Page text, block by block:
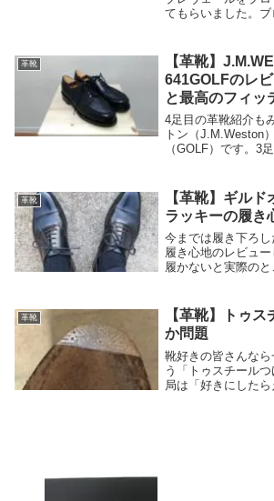
てもらいました。ブ
ヴェールの染め替
ても...
革靴
【革靴】
641GOLFのレ
と最高のフィッ
4足目の革靴紹介も
トン（J.M.Weston
（GOLF）です。3
実際、私もまだス
り...
革靴
【革靴】ギル
ラッキーの履き
今までは履き下ろし
履き心地のレビュ
履かないと実際のと
ちょっとだけなん
こちらの記事...
革靴
【革靴】トゥ
か問題
靴好きの皆さんな
う「トゥスチール
局は「好きにしたら